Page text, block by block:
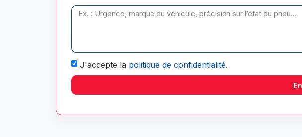
J'accepte la politique de confidentialité.